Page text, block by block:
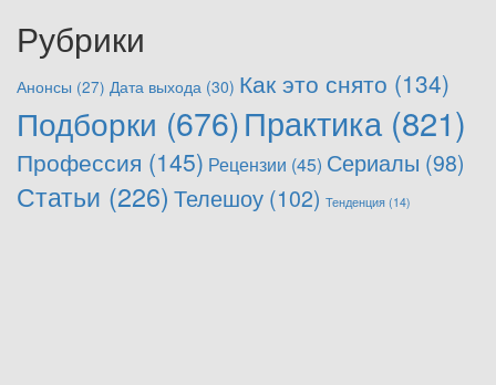
Рубрики
Анонсы (27) Дата выхода (30) Как это снято (134)
Подборки (676)Практика (821)
Профессия (145) Рецензии (45) Сериалы (98)
Статьи (226) Телешоу (102) Тенденция (14)